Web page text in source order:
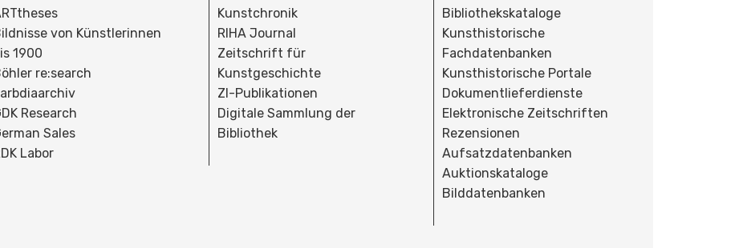
von Künstlerinnen
1900
re:search
Research
Sales
Labor
Kunstchronik
RIHA Journal
Zeitschrift für
Kunstgeschichte
ZI-Publikationen
Digitale Sammlung der
Bibliothek
Bibliothekskataloge
Kunsthistorische
Fachdatenbanken
Kunsthistorische Portale
Dokumentlieferdienste
Elektronische Zeitschriften
Rezensionen
Aufsatzdatenbanken
Auktionskataloge
Bilddatenbanken